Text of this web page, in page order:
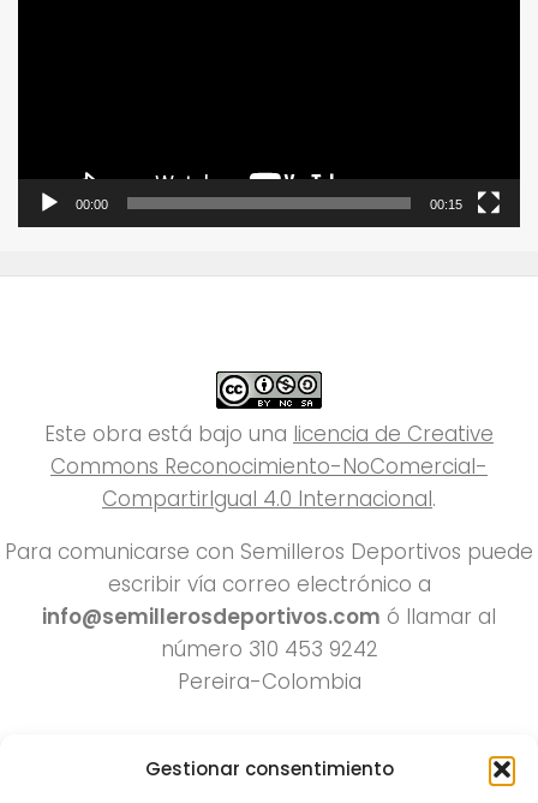
Gestionar consentimiento
00:00 00:15
Este obra está bajo una licencia de Creative
Commons Reconocimiento-NoComercial-
CompartirIgual 4.0 Internacional.
Para comunicarse con Semilleros Deportivos puede
escribir vía correo electrónico a
info@semillerosdeportivos.com ó llamar al
número 310 453 9242
Pereira-Colombia